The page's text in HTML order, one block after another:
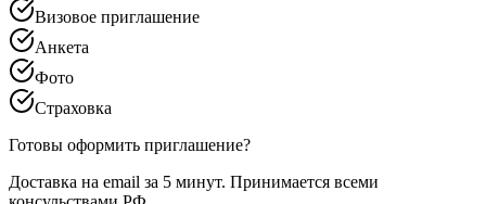
Визовое приглашение
Анкета
Фото
Страховка
Готовы оформить приглашение?
Доставка на email за 5 минут. Принимается всеми